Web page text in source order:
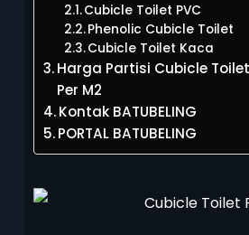
Cubicle Toilet PVC
Phenolic Cubicle Toilet
Cubicle Toilet Kaca
Harga Partisi Cubicle
Per M2
Kontak BATUBELING
PORTAL BATUBELING